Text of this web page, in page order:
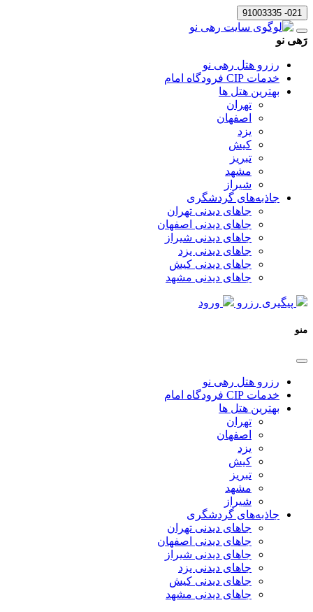
021- 91003335
رَهی نو
رزرو هتل رهی نو
خدمات CIP فرودگاه امام
بهترین هتل ها
تهران
اصفهان
یزد
کیش
تبریز
مشهد
شیراز
جاذبه‌های گردشگری
جاهای دیدنی تهران
جاهای دیدنی اصفهان
جاهای دیدنی شیراز
جاهای دیدنی یزد
جاهای دیدنی کیش
جاهای دیدنی مشهد
پیگیری رزرو ورود
منو
رزرو هتل رهی نو
خدمات CIP فرودگاه امام
بهترین هتل ها
تهران
اصفهان
یزد
کیش
تبریز
مشهد
شیراز
جاذبه‌های گردشگری
جاهای دیدنی تهران
جاهای دیدنی اصفهان
جاهای دیدنی شیراز
جاهای دیدنی یزد
جاهای دیدنی کیش
جاهای دیدنی مشهد